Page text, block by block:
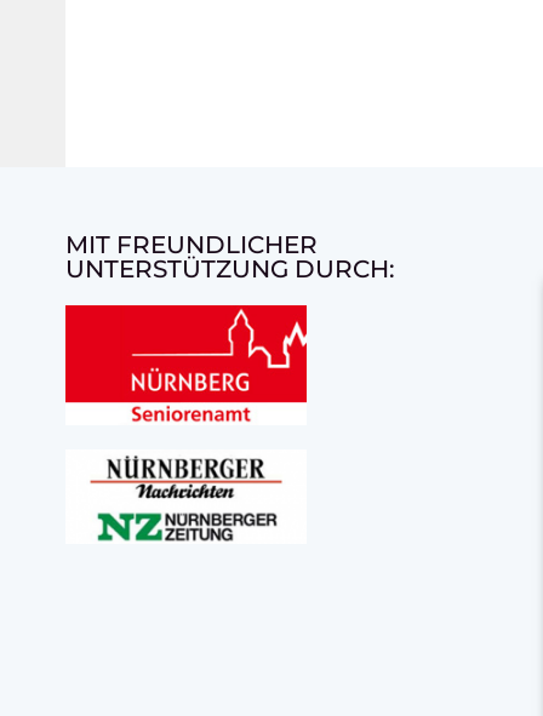
MIT FREUNDLICHER
UNTERSTÜTZUNG DURCH: